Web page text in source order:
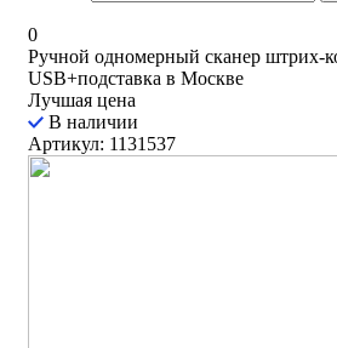
0
Ручной одномерный сканер штрих-
USB+подставка в Москве
Лучшая цена
В наличии
Артикул: 1131537